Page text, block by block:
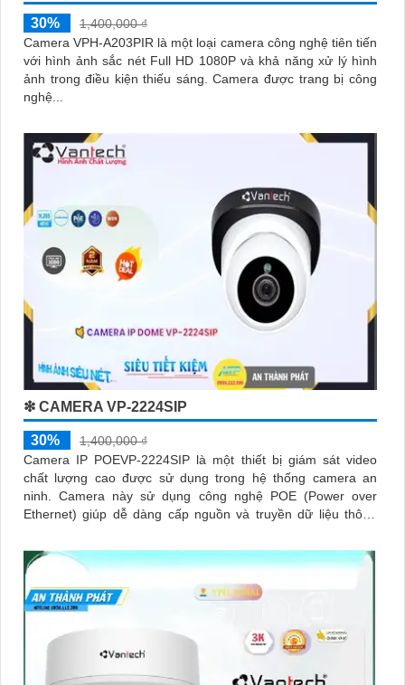
30%
1,400,000 ₫
Camera VPH-A203PIR là một loại camera công nghệ tiên tiến
với hình ảnh sắc nét Full HD 1080P và khả năng xử lý hình
ảnh trong điều kiện thiếu sáng. Camera được trang bị công
nghệ...
❇ CAMERA VP-2224SIP
30%
1,400,000 ₫
Camera IP POEVP-2224SIP là một thiết bị giám sát video
chất lượng cao được sử dụng trong hệ thống camera an
ninh. Camera này sử dụng công nghệ POE (Power over
Ethernet) giúp dễ dàng cấp nguồn và truyền dữ liệu thông